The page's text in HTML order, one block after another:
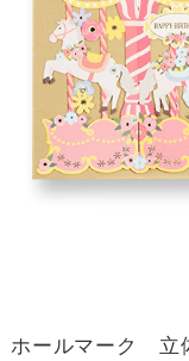
ホールマーク 立